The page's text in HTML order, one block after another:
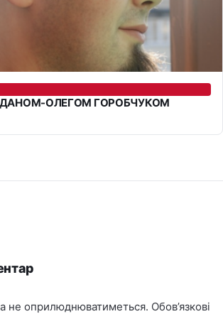
ОЛЕГОМ ГОРОБЧУКОМ
не оприлюднюватиметься. Обов’язкові